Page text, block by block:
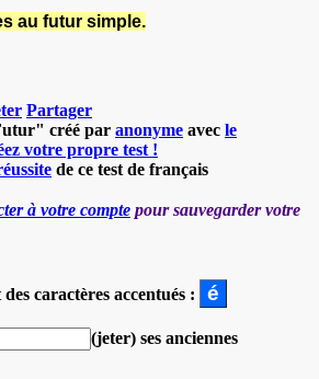
au futur simple.
Partager
créé par anonyme avec le
votre propre test !
de ce test de français
à votre compte pour sauvegarder votre
caractères accentués :
(jeter) ses anciennes